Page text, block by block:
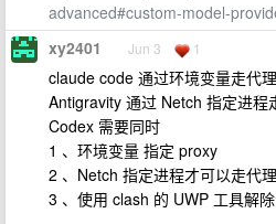
advanced#custom-model-
xy2401 Jun 3 1
claude code 通过环境变量走代理
Antigravity 通过 Netch 指定进程
Codex 需要同时
1 、环境变量 指定 proxy
2 、Netch 指定进程才可以走代理
3 、使用 clash 的 UWP 工具解